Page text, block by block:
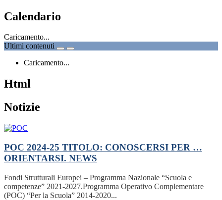
Calendario
Caricamento...
Ultimi contenuti
Caricamento...
Html
Notizie
POC 2024-25 TITOLO: CONOSCERSI PER …
ORIENTARSI. NEWS
Fondi Strutturali Europei – Programma Nazionale “Scuola e
competenze” 2021-2027.Programma Operativo Complementare
(POC) “Per la Scuola” 2014-2020...